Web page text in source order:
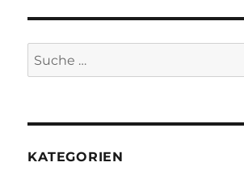
Suche
nach:
KATEGORIEN